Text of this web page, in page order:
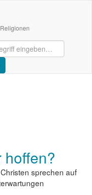
hoffen?
sprechen auf